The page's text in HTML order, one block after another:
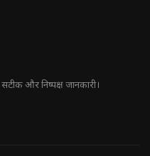
और निष्पक्ष जानकारी।